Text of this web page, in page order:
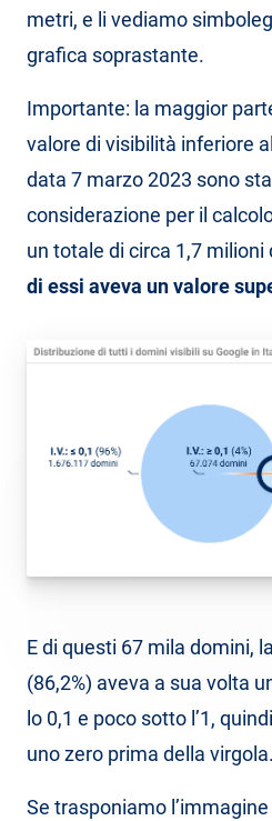
metri, e li vediamo
grafica soprastante.
Importante: la maggior
valore di visibilità inferiore
data 7 marzo 2023 sono
considerazione per il
un totale di circa 1,7 milioni
di essi aveva un valore
E di questi 67 mila domini,
(86,2%) aveva a sua volta
lo 0,1 e poco sotto l’1,
uno zero prima della virgola.
Se trasponiamo